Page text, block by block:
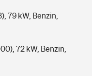
79 kW, Benzin,
72 kW, Benzin,